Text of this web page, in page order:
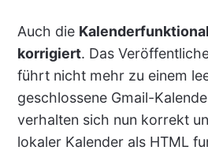
Auch die
korrigiert. Das
führt nicht mehr zu einem
geschlossene Gmail-
verhalten sich nun korrekt
lokaler Kalender als HTML